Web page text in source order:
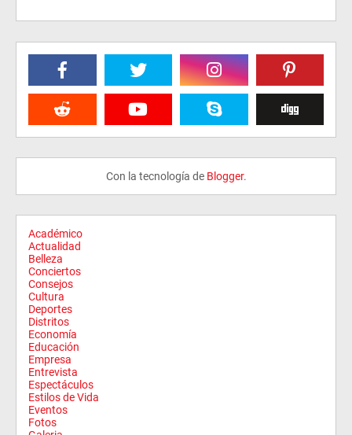
Con la tecnología de Blogger.
Académico
Actualidad
Belleza
Conciertos
Consejos
Cultura
Deportes
Distritos
Economía
Educación
Empresa
Entrevista
Espectáculos
Estilos de Vida
Eventos
Fotos